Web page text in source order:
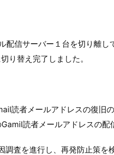
信サーバー１台を切り離して
替え完了しました。
者メールアドレスの復旧の
読者メールアドレスの配信
を進行し、再発防止策を検